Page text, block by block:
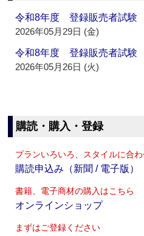
令和8年度 登録販売者試験
2026年05月29日 (金)
令和8年度 登録販売者試験
2026年05月26日 (火)
購読・購入・登録
プランいろいろ、スタイルに合
購読申込み（新聞 / 電子版）
書籍、電子商材の購入はこちら
オンラインショップ
まずはご登録ください